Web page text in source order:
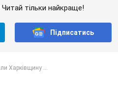
тільки найкраще!
Підписатись
Харківщину ...